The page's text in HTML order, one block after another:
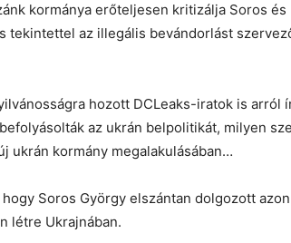
kormánya erőteljesen kritizálja Soros és
tekintettel az illegális bevándorlást
hozott DCLeaks-iratok is arról
az ukrán belpolitikát, milyen
ukrán kormány megalakulásában…
Soros György elszántan dolgozott
létre Ukrajnában.